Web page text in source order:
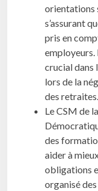
orientations
s’assurant
pris en
employeurs.
crucial dans
lors de la
des retraites.
Le CSM de
des
aider à
obligations
organisé